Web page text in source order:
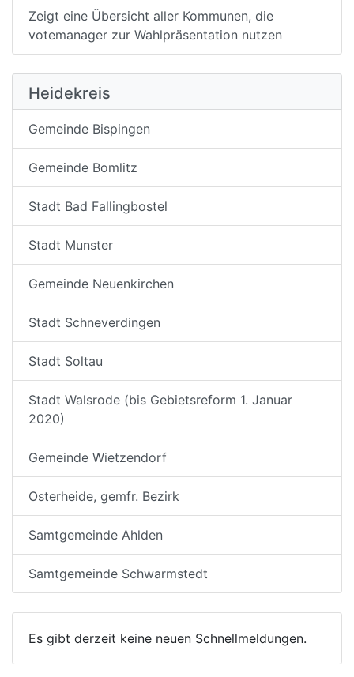
Zeigt eine Übersicht aller Kommunen, die
votemanager zur Wahlpräsentation nutzen
Heidekreis
Gemeinde Bispingen
Gemeinde Bomlitz
Stadt Bad Fallingbostel
Stadt Munster
Gemeinde Neuenkirchen
Stadt Schneverdingen
Stadt Soltau
Stadt Walsrode (bis Gebietsreform 1. Januar
2020)
Gemeinde Wietzendorf
Osterheide, gemfr. Bezirk
Samtgemeinde Ahlden
Samtgemeinde Schwarmstedt
Es gibt derzeit keine neuen Schnellmeldungen.